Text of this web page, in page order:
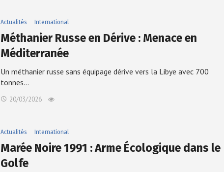
Actualités International
Méthanier Russe en Dérive : Menace en
Méditerranée
Un méthanier russe sans équipage dérive vers la Libye avec 700
tonnes…
20/03/2026
Actualités International
Marée Noire 1991 : Arme Écologique dans le
Golfe